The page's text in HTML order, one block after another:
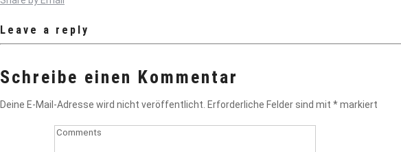
Leave a reply
Schreibe einen Kommentar
Deine E-Mail-Adresse wird nicht veröffentlicht. Erforderliche Felder sind mit *markiert